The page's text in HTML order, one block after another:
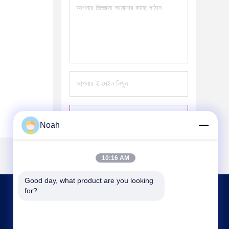
Noah
10:16 AM
Good day, what product are you looking
for?